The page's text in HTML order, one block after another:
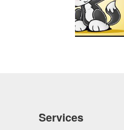
Services